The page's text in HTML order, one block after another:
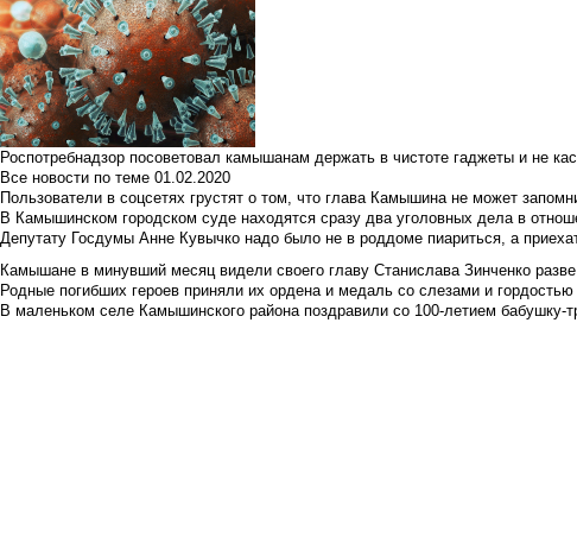
Роспотребнадзор посоветовал камышанам держать в чистоте гаджеты и не
Все новости по теме 01.02.2020
Пользователи в соцсетях грустят о том, что глава Камышина не может
В Камышинском городском суде находятся сразу два уголовных дела в
Депутату Госдумы Анне Кувычко надо было не в роддоме пиариться, а
Камышане в минувший месяц видели своего главу Станислава Зинченко разве
Родные погибших героев приняли их ордена и медаль со слезами и
В маленьком селе Камышинского района поздравили со 100-летием бабушку-